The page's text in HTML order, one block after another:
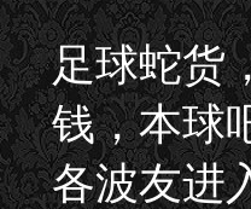
足球蛇货
钱，本球
各波友进